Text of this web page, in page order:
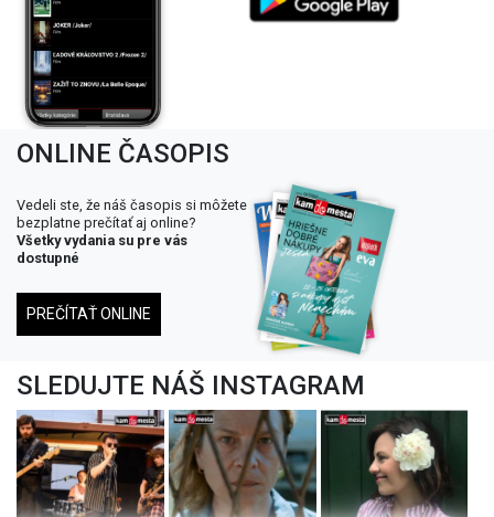
ONLINE ČASOPIS
Vedeli ste, že náš časopis si môžete
bezplatne prečítať aj online?
Všetky vydania su pre vás
dostupné
PREČÍTAŤ ONLINE
SLEDUJTE NÁŠ INSTAGRAM